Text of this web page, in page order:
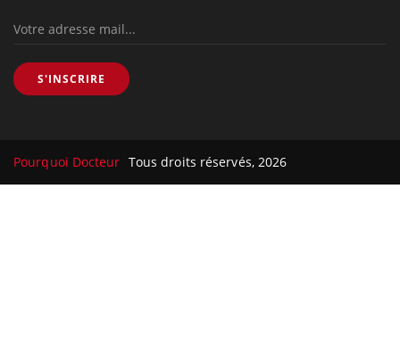
S'INSCRIRE
Pourquoi Docteur Tous droits réservés, 2026